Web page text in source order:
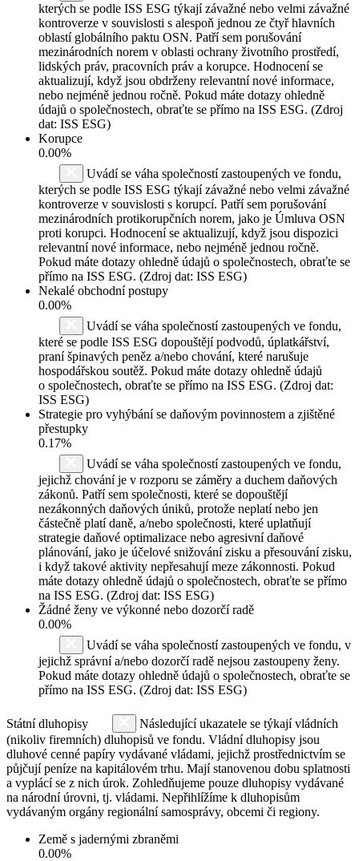
kterých se podle ISS ESG týkají závažné nebo velmi závažné
kontroverze v souvislosti s alespoň jednou ze čtyř hlavních
oblastí globálního paktu OSN. Patří sem porušování
mezinárodních norem v oblasti ochrany životního prostředí,
lidských práv, pracovních práv a korupce. Hodnocení se
aktualizují, když jsou obdrženy relevantní nové informace,
nebo nejméně jednou ročně. Pokud máte dotazy ohledně
údajů o společnostech, obraťte se přímo na ISS ESG. (Zdroj
dat: ISS ESG)
Korupce
0.00%
Uvádí se váha společností zastoupených ve fondu,
kterých se podle ISS ESG týkají závažné nebo velmi závažné
kontroverze v souvislosti s korupcí. Patří sem porušování
mezinárodních protikorupčních norem, jako je Úmluva OSN
proti korupci. Hodnocení se aktualizují, když jsou dispozici
relevantní nové informace, nebo nejméně jednou ročně.
Pokud máte dotazy ohledně údajů o společnostech, obraťte se
přímo na ISS ESG. (Zdroj dat: ISS ESG)
Nekalé obchodní postupy
0.00%
Uvádí se váha společností zastoupených ve fondu,
které se podle ISS ESG dopouštějí podvodů, úplatkářství,
praní špinavých peněz a/nebo chování, které narušuje
hospodářskou soutěž. Pokud máte dotazy ohledně údajů
o společnostech, obraťte se přímo na ISS ESG. (Zdroj dat:
ISS ESG)
Strategie pro vyhýbání se daňovým povinnostem a zjištěné
přestupky
0.17%
Uvádí se váha společností zastoupených ve fondu,
jejichž chování je v rozporu se záměry a duchem daňových
zákonů. Patří sem společnosti, které se dopouštějí
nezákonných daňových úniků, protože neplatí nebo jen
částečně platí daně, a/nebo společnosti, které uplatňují
strategie daňové optimalizace nebo agresivní daňové
plánování, jako je účelové snižování zisku a přesouvání zisku,
i když takové aktivity nepřesahují meze zákonnosti. Pokud
máte dotazy ohledně údajů o společnostech, obraťte se přímo
na ISS ESG. (Zdroj dat: ISS ESG)
Žádné ženy ve výkonné nebo dozorčí radě
0.00%
Uvádí se váha společností zastoupených ve fondu, v
jejichž správní a/nebo dozorčí radě nejsou zastoupeny ženy.
Pokud máte dotazy ohledně údajů o společnostech, obraťte se
přímo na ISS ESG. (Zdroj dat: ISS ESG)
Státní dluhopisy
Následující ukazatele se týkají vládních
(nikoliv firemních) dluhopisů ve fondu. Vládní dluhopisy jsou
dluhové cenné papíry vydávané vládami, jejichž prostřednictvím se
půjčují peníze na kapitálovém trhu. Mají stanovenou dobu splatnosti
a vyplácí se z nich úrok. Zohledňujeme pouze dluhopisy vydávané
na národní úrovni, tj. vládami. Nepřihlížíme k dluhopisům
vydávaným orgány regionální samosprávy, obcemi či regiony.
Země s jadernými zbraněmi
0.00%